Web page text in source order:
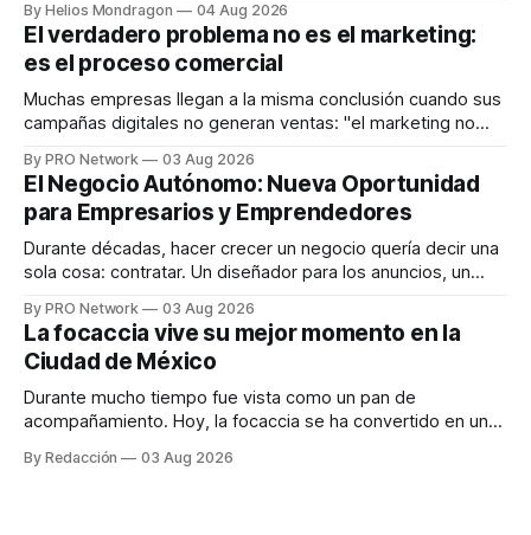
dispositivos inteligentes, inteligencia artificial y monitoreo
en tiempo real para ayudar a las personas a tomar mejores
decisiones sobre su salud metabólica. Su propuesta busca
responder
By Helios Mondragon 04 Aug 2026
El verdadero problema no es el marketing:
es el proceso comercial
Muchas empresas llegan a la misma conclusión cuando sus
campañas digitales no generan ventas: "el marketing no
INTERIUS, el problema suele estar en otro lugar. Durante
una entrevista para el podcast SER PRO, el especialista en
marketing digital explicó que
By PRO Network 03 Aug 2026
El Negocio Autónomo: Nueva Oportunidad
para Empresarios y Emprendedores
Durante décadas, hacer crecer un negocio quería decir una
sola cosa: contratar. Un diseñador para los anuncios, un
para los textos, alguien que supiera de publicidad digital
para encontrar prospectos, un vendedor para atender
llamadas y mensajes, y —con suerte— una persona
By PRO Network 03 Aug 2026
La focaccia vive su mejor momento en la
Ciudad de México
Durante mucho tiempo fue vista como un pan de
acompañamiento. Hoy, la focaccia se ha convertido en uno
artesanal, ingredientes de calidad y experiencias que
By Redacción 03 Aug 2026